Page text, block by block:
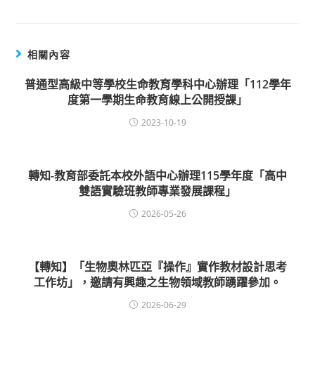
相關內容
普通型高級中等學校生命教育學科中心辦理「112學年
度第一學期生命教育線上公開授課」
2023-10-19
轉知-教育部委託本校外語中心辦理115學年度「高中
雙語實驗班教師專業發展課程」
2026-05-26
【轉知】「生物奧林匹亞『操作』實作教材設計思考
工作坊」，邀請有興趣之生物領域教師踴躍參加。
2026-06-29